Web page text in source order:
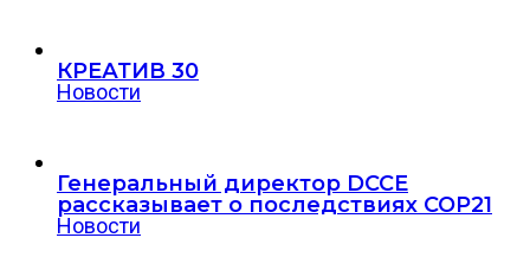
КРЕАТИВ 30
Новости
Генеральный директор DCCE
рассказывает о последствиях COP21
Новости